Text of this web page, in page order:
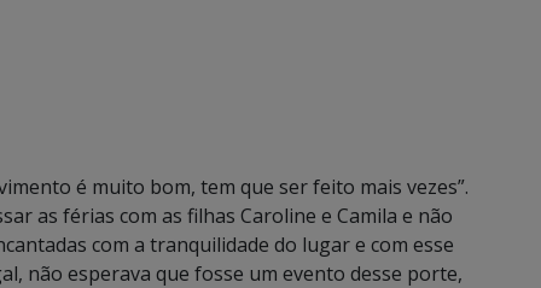
é muito bom, tem que ser feito mais vezes”.
as férias com as filhas Caroline e Camila e não
com a tranquilidade do lugar e com esse
não esperava que fosse um evento desse porte,